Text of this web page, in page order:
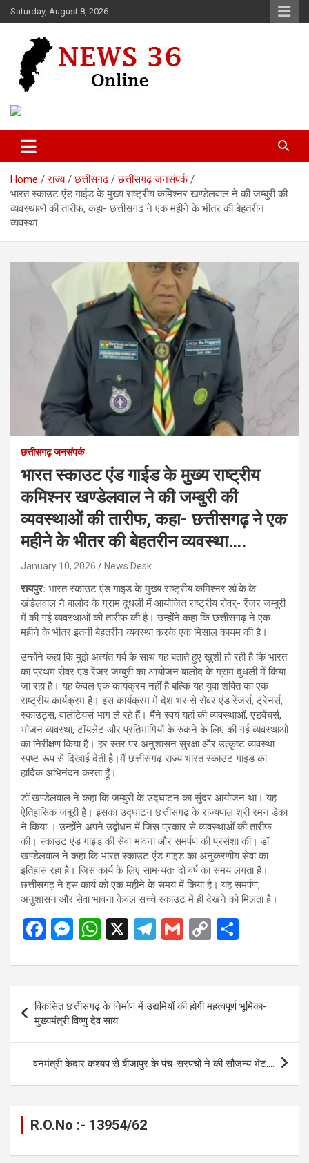
Skip
to
Saturday, August 8, 2026
News 36
Home राज्य छत्तीसगढ़
छत्तीसगढ़ जनसंपर्क
भारत स्काउट एंड गाईड के मुख्य राष्ट्रीय कमिश्नर खण्डेलवाल ने की जम्बुरी की
व्यवस्थाओं की तारीफ, कहा- छत्तीसगढ़ ने एक महीने के भीतर की बेहतरीन
व्यवस्था….
छत्तीसगढ़ जनसंपर्क
भारत स्काउट एंड गाईड के मुख्य राष्ट्रीय
कमिश्नर खण्डेलवाल ने की जम्बुरी की
व्यवस्थाओं की तारीफ, कहा- छत्तीसगढ़ ने एक
महीने के भीतर की बेहतरीन व्यवस्था….
January 10, 2026 News Desk
रायपुर: भारत स्काउट एंड गाइड के मुख्य राष्ट्रीय कमिश्नर डॉ.के.के.
खंडेलवाल ने बालोद के ग्राम दुधली में आयोजित राष्ट्रीय रोवर्- रेंजर जम्बुरी
में की गई व्यवस्थाओं की तारीफ की है। उन्होंने कहा कि छत्तीसगढ़ ने एक
महीने के भीतर इतनी बेहतरीन व्यवस्था करके एक मिसाल कायम की है।
उन्होंने कहा कि मुझे अत्यंत गर्व के साथ यह बताते हुए खुशी हो रही है कि भारत
का प्रथम रोवर एंड रेंजर जम्बुरी का आयोजन बालोद के ग्राम दुधली में किया
जा रहा है। यह केवल एक कार्यक्रम नहीं है बल्कि यह युवा शक्ति का एक
राष्ट्रीय कार्यक्रम है। इस कार्यक्रम में देश भर से रोवर एंड रेंजर्स, ट्रेनर्स,
स्काउट्स, वालंटियर्स भाग ले रहे हैं। मैंने स्वयं यहां की व्यवस्थाओं, एडवेंचर्स,
भोजन व्यवस्था, टॉयलेट और प्रतिभागियों के रुकने के लिए की गई व्यवस्थाओं
का निरीक्षण किया है। हर स्तर पर अनुशासन सुरक्षा और उत्कृष्ट व्यवस्था
स्पष्ट रूप से दिखाई देती है।मैं छत्तीसगढ़ राज्य भारत स्काउट गाइड का
हार्दिक अभिनंदन करता हूँ।
डॉ खण्डेलवाल ने कहा कि जम्बुरी के उद्घाटन का सुंदर आयोजन था। यह
ऐतिहासिक जंबूरी है। इसका उद्घाटन छत्तीसगढ़ के राज्यपाल श्री रमन डेका
ने किया । उन्होंने अपने उद्बोधन में जिस प्रकार से व्यवस्थाओं की तारीफ
की। स्काउट एंड गाइड की सेवा भावना और समर्पण की प्रसंशा की। डॉ
खण्डेलवाल ने कहा कि भारत स्काउट एंड गाइड का अनुकरणीय सेवा का
इतिहास रहा है। जिस कार्य के लिए सामन्यतः दो वर्ष का समय लगता है।
छत्तीसगढ़ ने इस कार्य को एक महीने के समय में किया है। यह समर्पण,
अनुशासन और सेवा भावना केवल सच्चे स्काउट में ही देखने को मिलता है।
F
ce
b
o
o
k
M
se
n
g
er
W
at
s
A
p
p
X
T
e
gr
a
m
G
ail
C
py
n
k
ar
e
navigation
विकसित छत्तीसगढ़ के निर्माण में उद्यमियों की होगी महत्वपूर्ण भूमिका-
मुख्यमंत्री विष्णु देव साय…..
वनमंत्री केदार कश्यप से बीजापुर के पंच-सरपंचों ने की सौजन्य भेंट….
R.O.No :- 13954/62